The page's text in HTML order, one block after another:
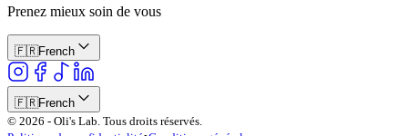
Prenez mieux soin de vous
🇫🇷French
🇫🇷French
© 2026 - Oli's Lab. Tous droits réservés.